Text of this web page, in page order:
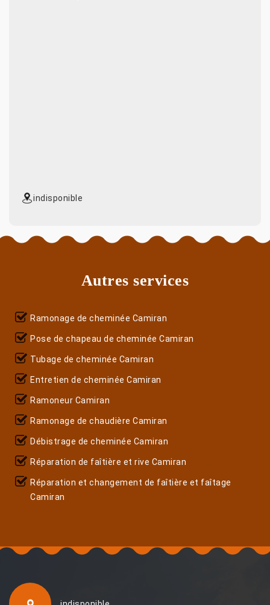
indisponible
Autres services
Ramonage de cheminée Camiran
Pose de chapeau de cheminée Camiran
Tubage de cheminée Camiran
Entretien de cheminée Camiran
Ramoneur Camiran
Ramonage de chaudière Camiran
Débistrage de cheminée Camiran
Réparation de faîtière et rive Camiran
Réparation et changement de faîtière et faîtage
Camiran